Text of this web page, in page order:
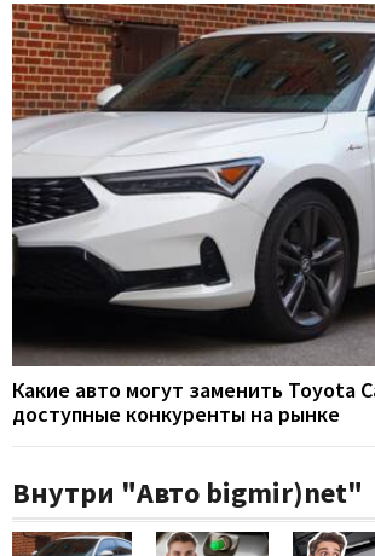
Какие авто могут заменить Toyota
доступные конкуренты на рынке
Внутри "Авто bigmir)net"